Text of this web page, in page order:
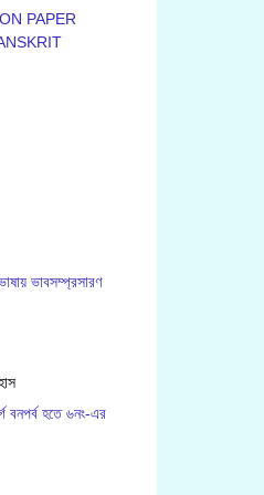
PAPER
ভাবসম্প্রসারণ
বনপর্ব হতে ৬নং-এর